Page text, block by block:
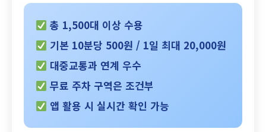
총 1,500대 이상 수용
기본 10분당 500원 / 1일 최대 20,000원
대중교통과 연계 우수
무료 주차 구역은 조건부
앱 활용 시 실시간 확인 가능